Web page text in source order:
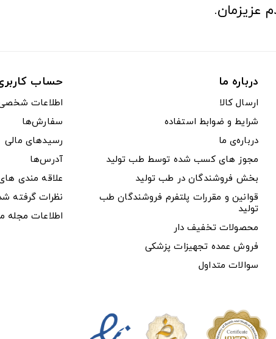
عزیزمان.
درباره ما
ارسال کالا
شرایط و ضوابط استفاده
درباره‌ی ما
مجوز های کسب شده توسط طب تولید
بخش فروشندگان در طب تولید
قوانین و مقررات پلتفرم فروشندگان طب
تولید
محصولات تخفیف دار
فروش عمده تجهیزات پزشکی
سوالات متداول
حساب
اطلاعات
سفارش‌ها
رسیدهای مالی
آدرس‌ها
علاقه مندی
نظرات گرفته
اطلاعات مجله